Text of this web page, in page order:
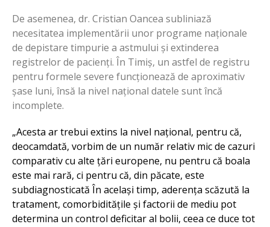
De asemenea, dr. Cristian Oancea subliniază
necesitatea implementării unor programe naționale
de depistare timpurie a astmului și extinderea
registrelor de pacienți. În Timiș, un astfel de registru
pentru formele severe funcționează de aproximativ
șase luni, însă la nivel național datele sunt încă
incomplete.
„Acesta ar trebui extins la nivel național, pentru că,
deocamdată, vorbim de un număr relativ mic de cazuri
comparativ cu alte țări europene, nu pentru că boala
este mai rară, ci pentru că, din păcate, este
subdiagnosticată În același timp, aderența scăzută la
tratament, comorbiditățile și factorii de mediu pot
determina un control deficitar al bolii, ceea ce duce tot